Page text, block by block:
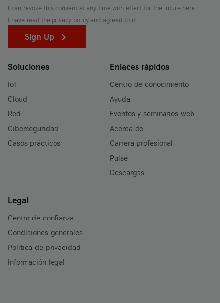
I can revoke this consent at any time with effect for the future here.
I have read the privacy policy and agreed to it.
Sign Up
Soluciones
IoT
Cloud
Red
Ciberseguridad
Casos prácticos
Enlaces rápidos
Centro de conocimiento
Ayuda
Eventos y seminarios web
Acerca de
Carrera profesional
Pulse
Descargas
Legal
Centro de confianza
Condiciones generales
Política de privacidad
Información legal